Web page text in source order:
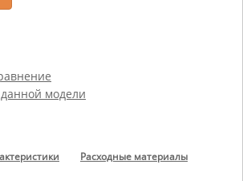
модели
Расходные материалы